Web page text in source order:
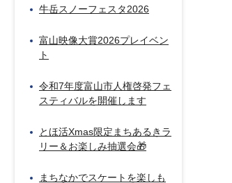
牛岳スノーフェスタ2026
富山映像大賞2026プレイベン
ト
令和7年度富山市人権啓発フェ
スティバルを開催します
とほ活Xmas限定まちあるきラ
リー＆お楽しみ抽選会🎁
まちなかでスケートを楽しも